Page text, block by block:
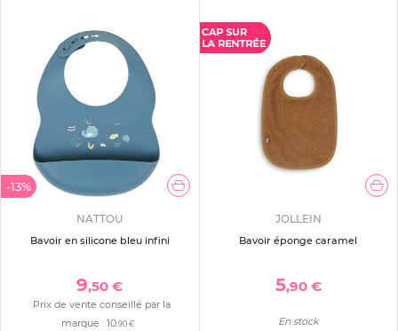
-13%
NATTOU
Bavoir en silicone bleu infini
9,50 €
Prix de vente conseillé par la
marque : 10,90 €
JOLLEIN
Bavoir éponge caramel
5,90 €
En stock